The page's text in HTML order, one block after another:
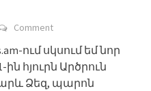
Comment
ում սկսում եմ նոր
հյուրն Արծրուն
Ձեզ, պարոն